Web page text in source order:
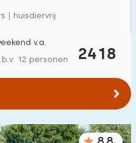
| huisdiervrij
2418
v.a.
12 personen